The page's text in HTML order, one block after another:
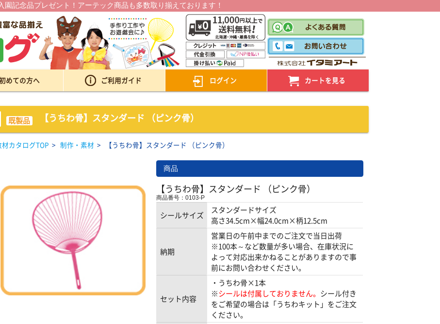
記念品プレゼント！アーテック商品も多数取り揃えております！
めての方へ ご利用ガイド ログイン カートを見る
既製品 【うちわ骨】スタンダード （ピンク骨）
材カタログTOP > 制作・素材 > 【うちわ骨】スタンダード （ピンク骨）
商品
【うちわ骨】スタンダード （ピンク骨）
商品番号：0103-P
シールサイズ
スタンダードサイズ
高さ34.5cm×幅24.0cm×柄12.5cm
納期
営業日の午前中までのご注文で当日出荷
※100本～など数量が多い場合、在庫状況に
よって対応出来かねることがありますので事
前にお問い合わせください。
セット内容
・うちわ骨×1本
※シールは付属しておりません。 シール付き
をご希望の場合は「うちわキット」をご注文
ください。